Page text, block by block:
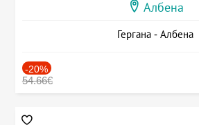
Албена
Гергана - Албена
-20%
54.66€